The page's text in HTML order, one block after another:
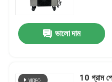
ভালো দাম
10 গ্রাম